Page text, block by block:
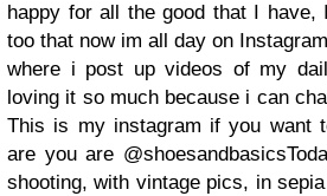
happy for all the good that I have,
too that now im all day on
where i post up videos of my
loving it so much because i can
This is my instagram if you want
are you are @shoesandbasics
shooting, with vintage pics, in